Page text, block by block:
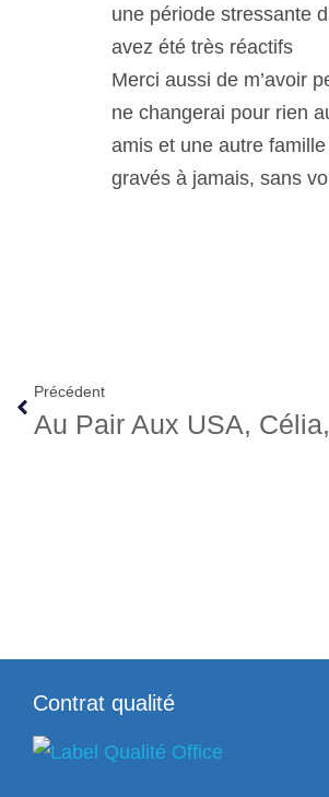
une période stressante
avez été très réactifs
Merci aussi de m’avoir
ne changerai pour rien
amis et une autre
gravés à jamais, sans
Précédent
Au Pair Aux USA,
Contrat qualité